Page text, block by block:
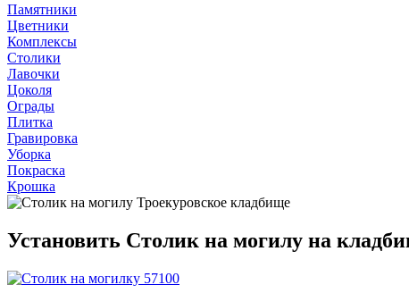
Памятники
Цветники
Комплексы
Столики
Лавочки
Цоколя
Ограды
Плитка
Гравировка
Уборка
Покраска
Крошка
Установить Столик на могилу на